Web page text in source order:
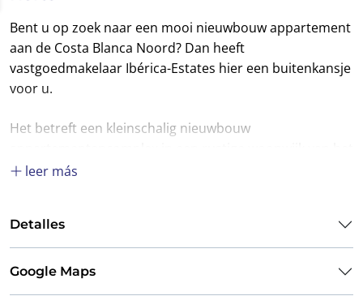
Bent u op zoek naar een mooi nieuwbouw appartement
aan de Costa Blanca Noord? Dan heeft
vastgoedmakelaar Ibérica-Estates hier een buitenkansje
voor u.
Het betreft een kleinschalig nieuwbouw
schilderachtige dorpje Villajoyosa.
meerdere parkjes en speelplaatsen. Naast het complex
is een nieuwe basisschool geopend. voor de dagelijkse
boodschappen is er een grote Mercadona supermarkt
leer más
Detalles
Google Maps